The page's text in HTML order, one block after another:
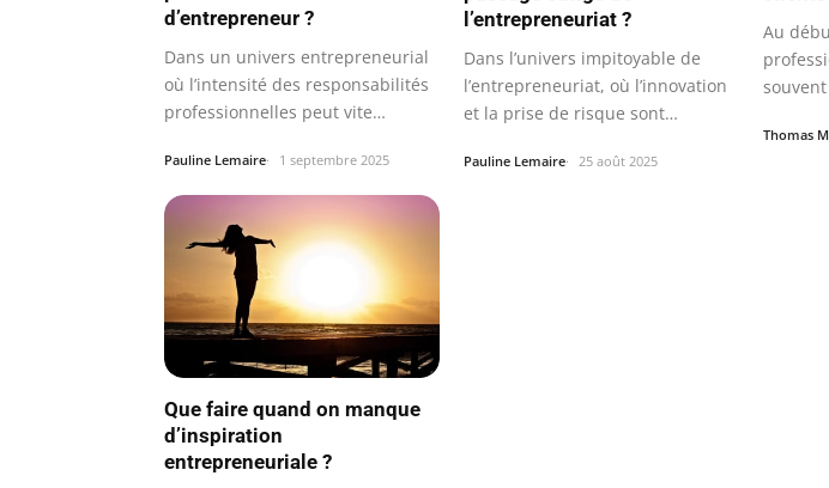
d’entrepreneur ?
Dans un univers entrepreneurial
où l’intensité des responsabilités
professionnelles peut vite…
Pauline Lemaire 1 septembre 2025
l’entrepreneuriat ?
Dans l’univers impitoyable de
l’entrepreneuriat, où l’innovation
et la prise de risque sont
Pauline Lemaire 25 août 2025
Au
Thomas
Que faire quand on manque
d’inspiration
entrepreneuriale ?